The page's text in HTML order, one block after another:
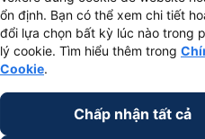
mềm quản lý hàng hoá
lý hàng hoá
ổn định. Bạn có thể xem chi tiết
đổi lựa chọn bất kỳ lúc nào trong
lý cookie. Tìm hiểu thêm trong
Cookie.
Chấp nhận tất cả